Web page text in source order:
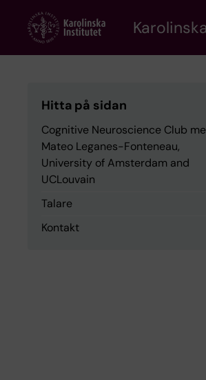
content
Hitta på sidan
Cognitive Neuroscience Club
Mateo Leganes-Fonteneau,
University of Amsterdam and
UCLouvain
Talare
Kontakt